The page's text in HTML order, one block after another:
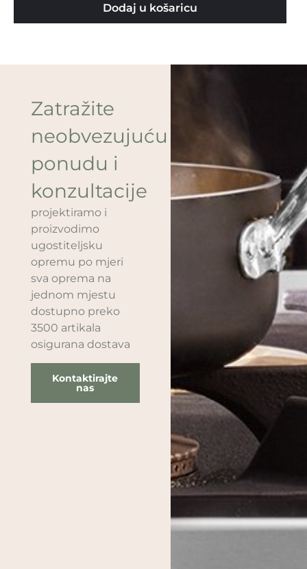
Dodaj u košaricu
Zatražite
neobvezujuću
ponudu i
konzultacije
projektiramo i
proizvodimo
ugostiteljsku
opremu po mjeri
sva oprema na
jednom mjestu
dostupno preko
3500 artikala
osigurana dostava
Kontaktirajte
nas